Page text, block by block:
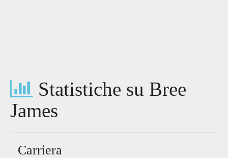
Statistiche su Bree
James
Carriera